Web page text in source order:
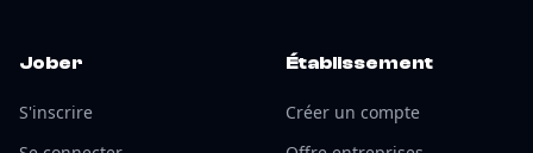
Jober
S'inscrire
Établissement
Créer un compte